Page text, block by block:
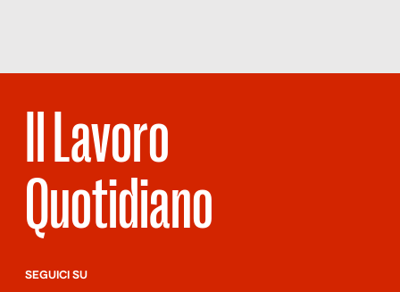
Il Lavoro
Quotidiano
SEGUICI SU